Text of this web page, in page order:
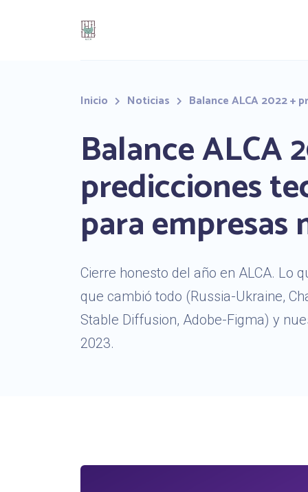
Inicio Noticias Balance ALCA 2022 +
Balance ALCA
predicciones
para empresas
Cierre honesto del año en ALCA. Lo
que cambió todo (Russia-Ukraine,
Stable Diffusion, Adobe-Figma) y
2023.